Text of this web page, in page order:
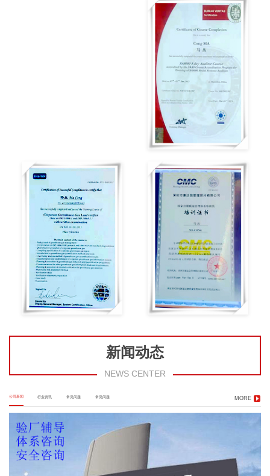
新闻动态
NEWS CENTER
公司新闻 行业资讯 常见问题 常见问题 MORE